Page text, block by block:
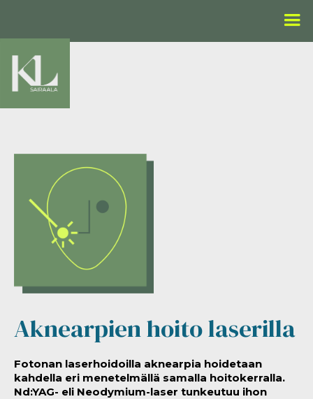
Aknearpien hoito laserilla
Fotonan laserhoidoilla aknearpia hoidetaan
kahdella eri menetelmällä samalla hoitokerralla.
Nd:YAG- eli Neodymium-laser tunkeutuu ihon